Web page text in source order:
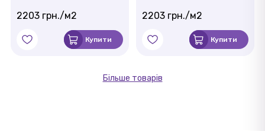
2203 грн./м2
Купити
2203 грн./м2
Купити
Більше товарів